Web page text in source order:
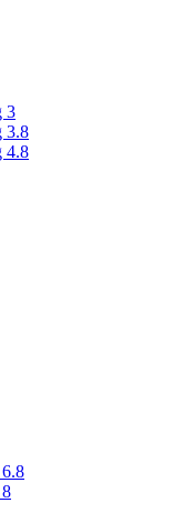
3
3.8
4.8